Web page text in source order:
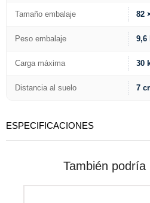
Tamaño embalaje 82
Peso embalaje 9,6
Carga máxima 30
Distancia al suelo 7
ESPECIFICACIONES
También podría